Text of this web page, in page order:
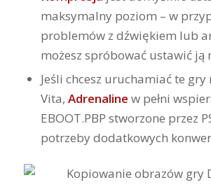
maksymalny poziom – w
problemów z dźwiękiem lub
możesz spróbować ustawić ją
Jeśli chcesz uruchamiać te gry
Vita, Adrenaline w pełni
EBOOT.PBP stworzone przez
potrzeby dodatkowych